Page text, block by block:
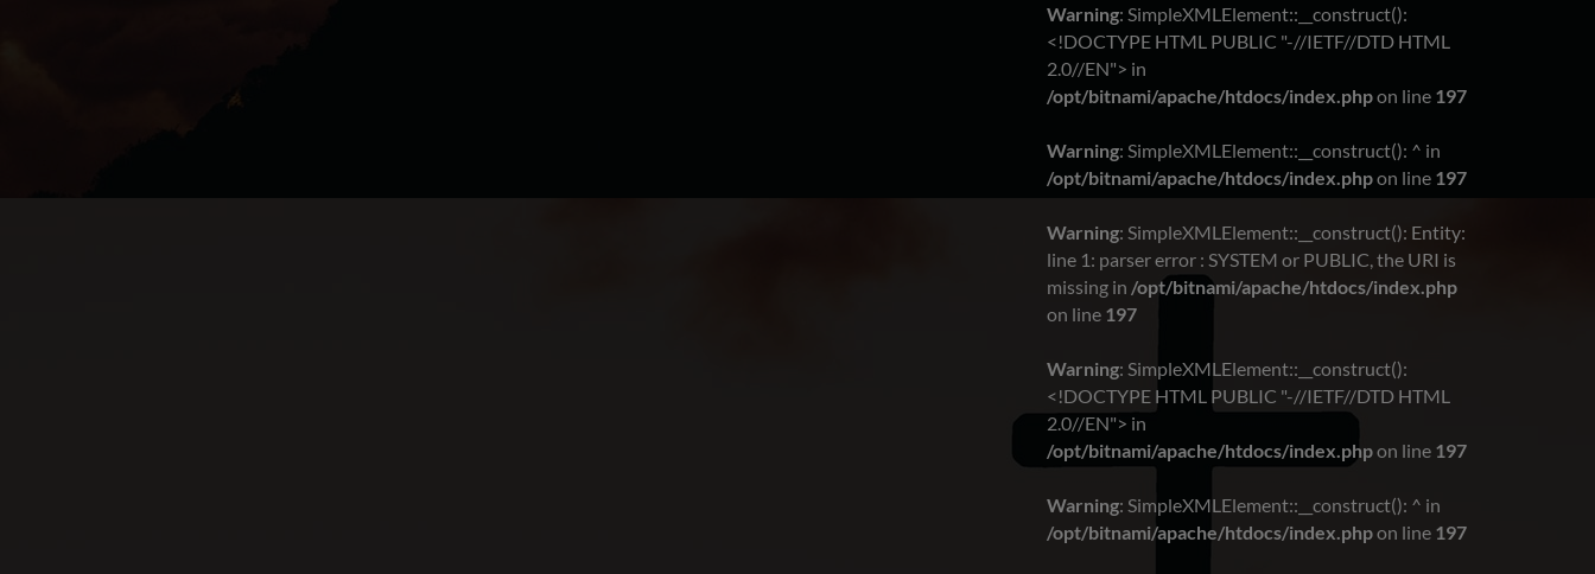
Warning: SimpleXMLElement::__construct():
<!DOCTYPE HTML PUBLIC "-//IETF//DTD HTML
2.0//EN"> in
/opt/bitnami/apache/htdocs/index.phpon line 197
Warning: SimpleXMLElement::__construct(): ^ in
/opt/bitnami/apache/htdocs/index.phpon line 197
Warning: SimpleXMLElement::__construct(): Entity:
line 1: parser error : SYSTEM or PUBLIC, the URI is
missing in /opt/bitnami/apache/htdocs/index.php
on line 197
Warning: SimpleXMLElement::__construct():
<!DOCTYPE HTML PUBLIC "-//IETF//DTD HTML
2.0//EN"> in
/opt/bitnami/apache/htdocs/index.phpon line 197
Warning: SimpleXMLElement::__construct(): ^ in
/opt/bitnami/apache/htdocs/index.phpon line 197